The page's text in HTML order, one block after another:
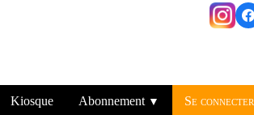
Kiosque Abonnement ▼ Se connecter